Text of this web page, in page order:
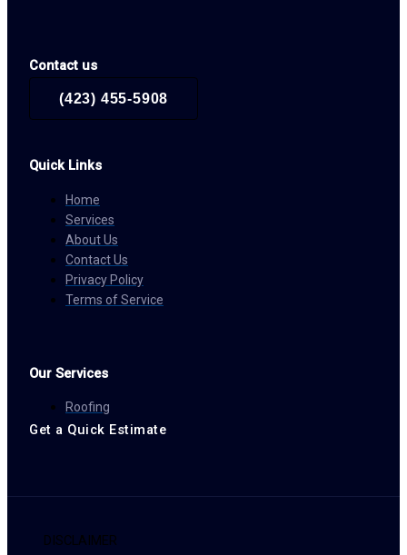
Contact us
(423) 455-5908
Quick Links
Home
Services
About Us
Contact Us
Privacy Policy
Terms of Service
Our Services
Roofing
Get a Quick Estimate
DISCLAIMER